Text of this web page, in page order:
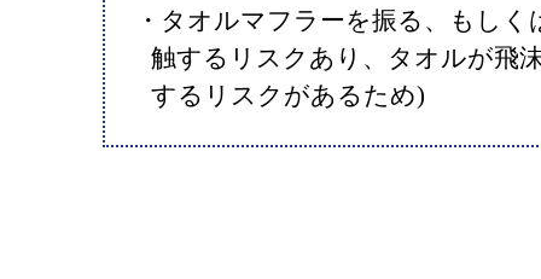
・タオルマフラーを振る、もしく
触するリスクあり、タオルが飛
するリスクがあるため)